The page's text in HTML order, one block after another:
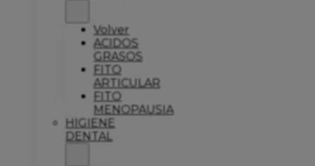
Volver
ACIDOS
GRASOS
FITO
ARTICULAR
FITO
MENOPAUSIA
HIGIENE
DENTAL